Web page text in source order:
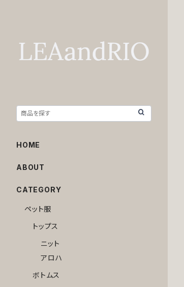
HOME
ABOUT
CATEGORY
ペット服
トップス
ニット
アロハ
ボトムス